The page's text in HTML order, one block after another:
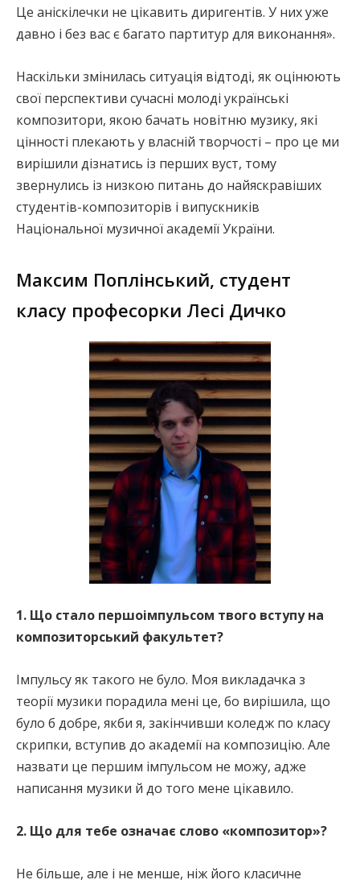
Це аніскілечки не цікавить диригентів. У них уже
давно і без вас є багато партитур для виконання».
Наскільки змінилась ситуація відтоді, як оцінюють
свої перспективи сучасні молоді українські
композитори, якою бачать новітню музику, які
цінності плекають у власній творчості – про це ми
вирішили дізнатись із перших вуст, тому
звернулись із низкою питань до найяскравіших
студентів-композиторів і випускників
Національної музичної академії України.
Максим Поплінський, студент
класу професорки Лесі Дичко
1. Що стало першоімпульсом твого вступу на
композиторський факультет?
Імпульсу як такого не було. Моя викладачка з
теорії музики порадила мені це, бо вирішила, що
було б добре, якби я, закінчивши коледж по класу
скрипки, вступив до академії на композицію. Але
назвати це першим імпульсом не можу, адже
написання музики й до того мене цікавило.
2. Що для тебе означає слово «композитор»?
Не більше, але і не менше, ніж його класичне